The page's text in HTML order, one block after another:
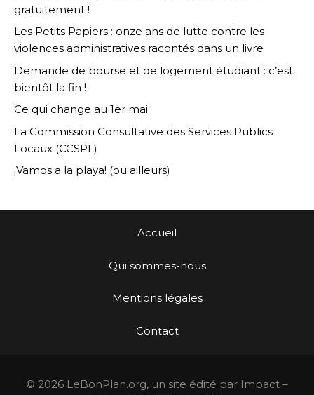
gratuitement !
Les Petits Papiers : onze ans de lutte contre les
violences administratives racontés dans un livre
Demande de bourse et de logement étudiant : c’est
bientôt la fin !
Ce qui change au 1er mai
La Commission Consultative des Services Publics
Locaux (CCSPL)
¡Vamos a la playa! (ou ailleurs)
Accueil
Qui sommes-nous
Mentions légales
Contact
© 2026 LeBonPlan.org, un site édité par Impact –